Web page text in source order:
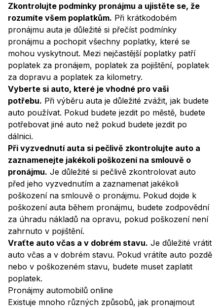
Zkontrolujte podmínky pronájmu a ujistěte se, že
rozumíte všem poplatkům. Při krátkodobém
pronájmu auta je důležité si přečíst podmínky
pronájmu a pochopit všechny poplatky, které se
mohou vyskytnout. Mezi nejčastější poplatky patří
poplatek za pronájem, poplatek za pojištění, poplatek
za dopravu a poplatek za kilometry.
Vyberte si auto, které je vhodné pro vaši
potřebu. Při výběru auta je důležité zvážit, jak budete
auto používat. Pokud budete jezdit po městě, budete
potřebovat jiné auto než pokud budete jezdit po
dálnici.
Při vyzvednutí auta si pečlivě zkontrolujte auto a
zaznamenejte jakékoli poškození na smlouvě o
pronájmu. Je důležité si pečlivě zkontrolovat auto
před jeho vyzvednutím a zaznamenat jakékoli
poškození na smlouvě o pronájmu. Pokud dojde k
poškození auta během pronájmu, budete zodpovědní
za úhradu nákladů na opravu, pokud poškození není
zahrnuto v pojištění.
Vraťte auto včas a v dobrém stavu. Je důležité vrátit
auto včas a v dobrém stavu. Pokud vrátíte auto pozdě
nebo v poškozeném stavu, budete muset zaplatit
poplatek.
Pronájmy automobilů online
Existuje mnoho různých způsobů, jak pronajmout